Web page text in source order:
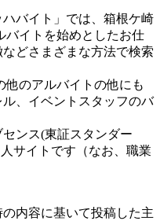
バイト」では、箱根ケ崎
バイトを始めとしたお仕
どさまざまな方法で検索
他のアルバイトの他にも
、イベントスタッフのバ
センス(東証スタンダー
サイトです（なお、職業
内容に基いて投稿した主